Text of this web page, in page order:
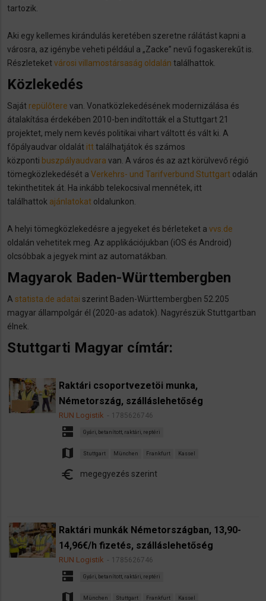
tartozik.
Aki egy kellemes kirándulás keretében szeretne rálátást kapni a
városra, az igénybe veheti például a „Zacke” nevű fogaskerekűt is.
Részleteketvárosi villamostársaság oldalán találhattok.
Közlekedés
Saját repülőtere van. Vonatközlekedésének modernizálása és
átalakítása érdekében 2010-ben indították el a Stuttgart 21
projektet, mely nem kevés politikai vihart váltott és vált ki. A
főpályaudvar oldalát itttalálhatjátok és számos
központi buszpályaudvara van. A város és az azt körülvevő régió
tömegközlekedését a Verkehrs- und Tarifverbund Stuttgart odalán
tekinthetitek át. Ha inkább telekocsival mennétek, itt
találhattok ajánlatokat oldalunkon.
A helyi tömegközlekedésre a jegyeket és bérleteket a vvs.de
oldalán vehetitek meg. Az applikációjukban (iOS és Android)
olcsóbbak a jegyek mint az automatákban.
Magyarok Baden-Württembergben
A statista.de adatai szerint Baden-Württembergben 52.205
magyar állampolgár él (2020-as adatok). Nagyrészük Stuttgartban
élnek.
Stuttgarti Magyar címtár:
Raktári csoportvezetöi munka,
Németország, szálláslehetőség
RUN Logistik 1785626746
dns Gyári, betanított, raktári, reptéri
map Stuttgart München Frankfurt Kassel
euro megegyezés szerint
Raktári munkák Németországban, 13,90-
14,96€/h fizetés, szálláslehetőség
RUN Logistik 1785626746
dns Gyári, betanított, raktári, reptéri
map München Stuttgart Frankfurt Kassel